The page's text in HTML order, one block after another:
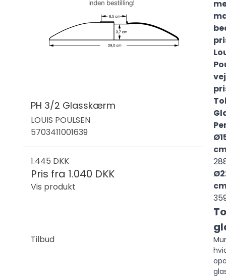
PH 3/2 Glasskærm
LOUIS POULSEN
5703411001639
1.445 DKK
Pris fra 1.040 DKK
Vis produkt
Tilbud